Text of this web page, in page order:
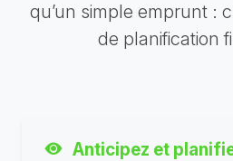
qu’un simple emprunt :
de planification
Anticipez et